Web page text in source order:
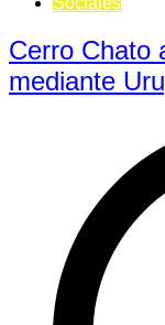
Cerro Chato
mediante